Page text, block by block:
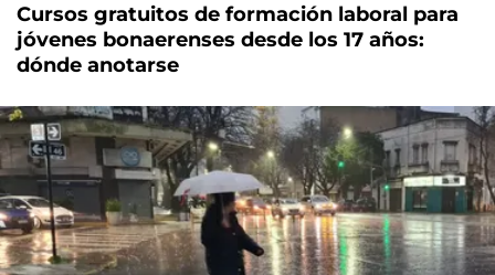
Cursos gratuitos de formación laboral para
jóvenes bonaerenses desde los 17 años:
dónde anotarse